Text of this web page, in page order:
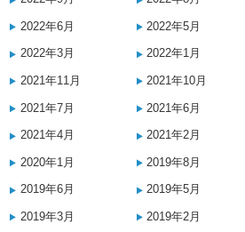
2022年6月 2022年5月
2022年3月 2022年1月
2021年11月 2021年10月
2021年7月 2021年6月
2021年4月 2021年2月
2020年1月 2019年8月
2019年6月 2019年5月
2019年3月 2019年2月